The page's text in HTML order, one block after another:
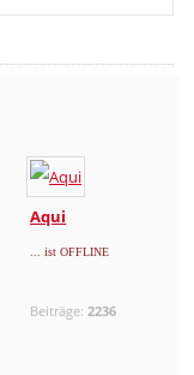
Aqui
... ist OFFLINE
Beiträge: 2236